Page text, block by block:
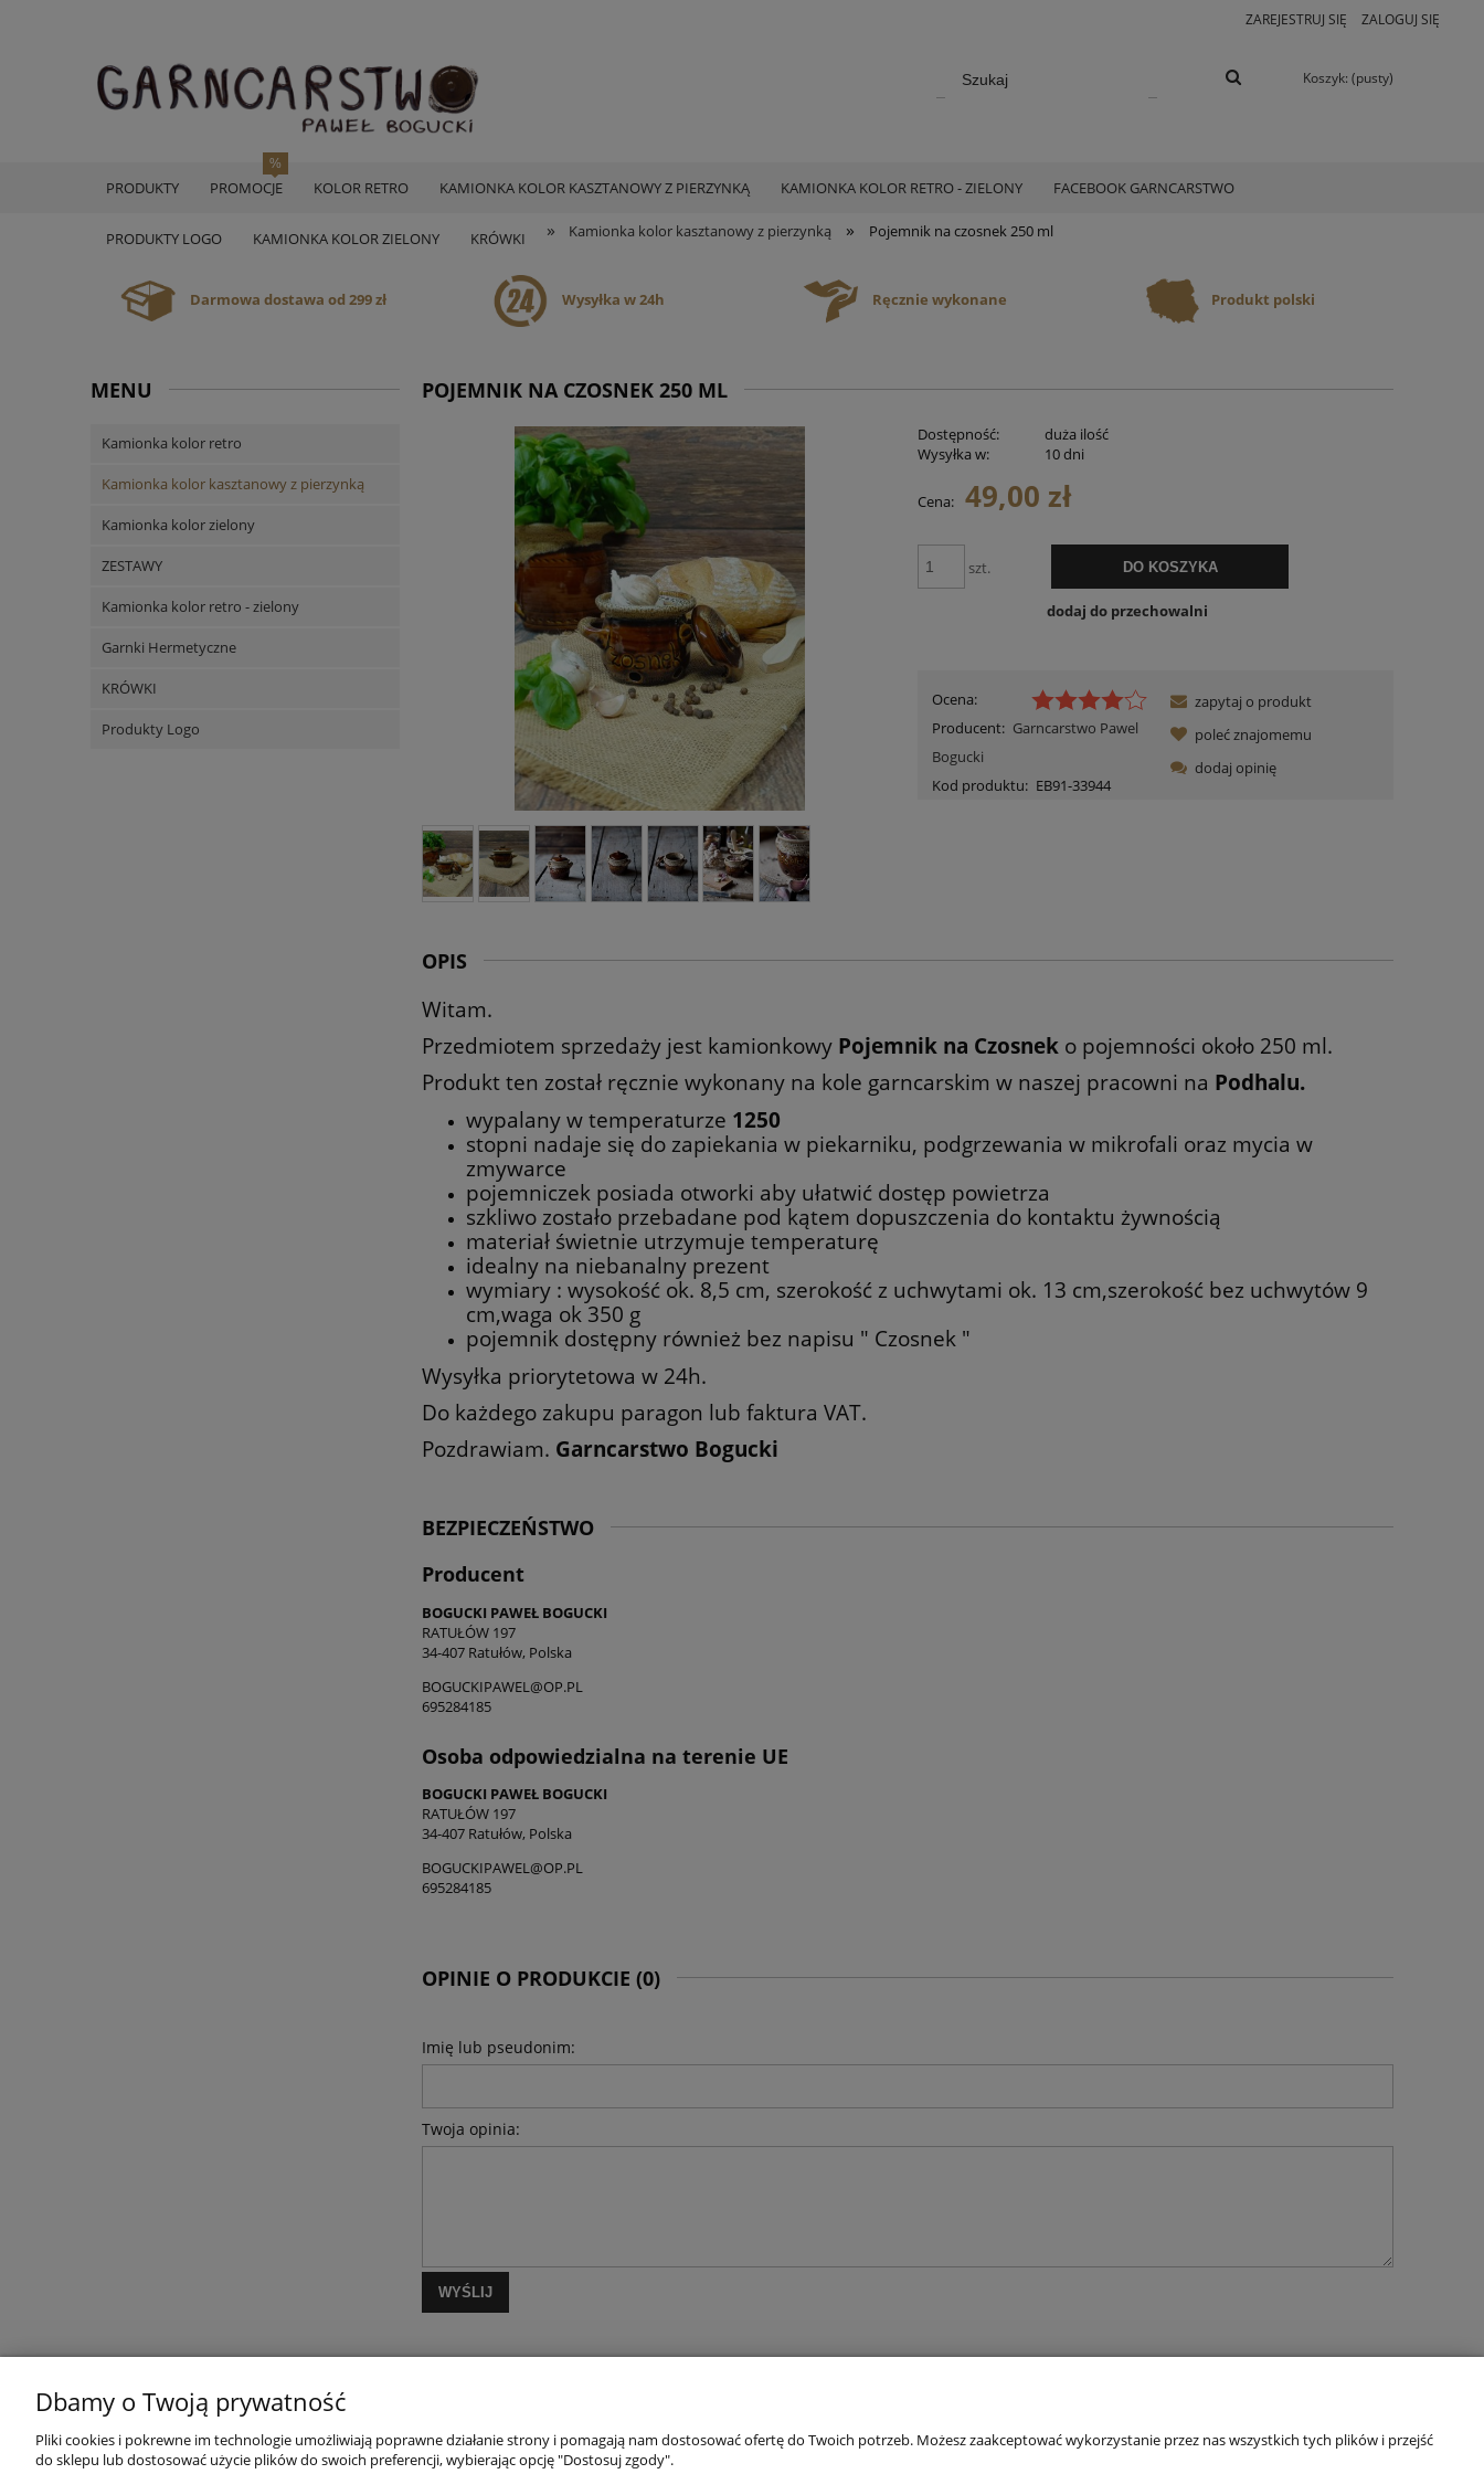
ZAREJESTRUJ SIĘ ZALOGUJ SIĘ
Koszyk: (pusty)
PRODUKTY PROMOCJE KOLOR RETRO KAMIONKA KOLOR KASZTANOWY Z PIERZYNKĄ KAMIONKA KOLOR RETRO - ZIELONY FACEBOOK GARNCARSTWO
PRODUKTY LOGO KAMIONKA KOLOR ZIELONY KRÓWKI » Kamionka kolor kasztanowy z pierzynką » Pojemnik na czosnek 250 ml
Darmowa dostawa od 299 zł Wysyłka w 24h Ręcznie wykonane Produkt polski
MENU
Kamionka kolor retro
Kamionka kolor kasztanowy z pierzynką
Kamionka kolor zielony
ZESTAWY
Kamionka kolor retro - zielony
Garnki Hermetyczne
KRÓWKI
Produkty Logo
POJEMNIK NA CZOSNEK 250 ML
Dostępność:
duża ilość
Wysyłka w:
10 dni
Cena: 49,00 zł
szt. DO KOSZYKA
dodaj do przechowalni
Ocena:
Producent: Garncarstwo Pawel
Bogucki
Kod produktu: EB91-33944
zapytaj o produkt
poleć znajomemu
dodaj opinię
OPIS
Witam.
Przedmiotem sprzedaży jest kamionkowy Pojemnik na Czosnek o pojemności około 250 ml.
Produkt ten został ręcznie wykonany na kole garncarskim w naszej pracowni na Podhalu.
wypalany w temperaturze 1250
stopni nadaje się do zapiekania w piekarniku, podgrzewania w mikrofali oraz mycia w
zmywarce
pojemniczek posiada otworki aby ułatwić dostęp powietrza
szkliwo zostało przebadane pod kątem dopuszczenia do kontaktu żywnością
materiał świetnie utrzymuje temperaturę
idealny na niebanalny prezent
wymiary : wysokość ok. 8,5 cm, szerokość z uchwytami ok. 13 cm,szerokość bez uchwytów 9
cm,waga ok 350 g
pojemnik dostępny również bez napisu " Czosnek "
Wysyłka priorytetowa w 24h.
Do każdego zakupu paragon lub faktura VAT.
Pozdrawiam. Garncarstwo Bogucki
BEZPIECZEŃSTWO
Producent
BOGUCKI PAWEŁ BOGUCKI
RATUŁÓW 197
34-407 Ratułów, Polska
BOGUCKIPAWEL@OP.PL
695284185
Osoba odpowiedzialna na terenie UE
BOGUCKI PAWEŁ BOGUCKI
RATUŁÓW 197
34-407 Ratułów, Polska
BOGUCKIPAWEL@OP.PL
695284185
OPINIE O PRODUKCIE (0)
Imię lub pseudonim:
Twoja opinia:
WYŚLIJ
MOJE KONTO
Dbamy o Twoją prywatność
Pliki cookies i pokrewne im technologie umożliwiają poprawne działanie strony i pomagają nam dostosować ofertę do Twoich potrzeb. Możesz zaakceptować wykorzystanie przez nas wszystkich tych plików i przejść
do sklepu lub dostosować użycie plików do swoich preferencji, wybierając opcję "Dostosuj zgody".